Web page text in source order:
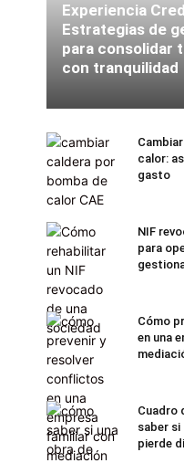
Experiencia
Estrategias de
para consolidar
con tranquilidad
calor:
gasto
NIF
para
Cómo
en una
Cuadro
saber
pierde